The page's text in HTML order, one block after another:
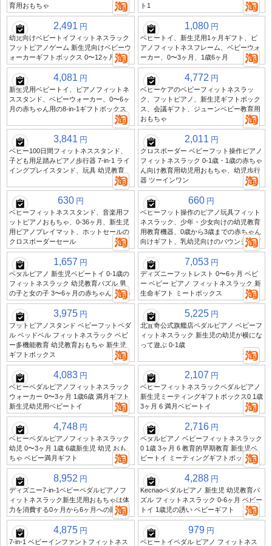
育用おもちゃ
ト1
2,491 円
幼児向けベビートイフィットネスラック
フットピアノゲーム 新生児向けベビーウ
ォーカーギフトボックス 0〜12ヶ月
1,080 円
ベビートイ、新生児用1ヶ月ギフト、ピ
アノフィットネスフレーム、ベビーウォ
ーカー、0〜3ヶ月、1歳6ヶ月
4,081 円
新生児用ベビートイ、ピアノフィットネ
ススタンド、ベビーウォーカー、0〜6ヶ
月の赤ちゃん用の8-in-1ギフトボックス
4,772 円
ベビーケアのベビーフィットネスラッ
ク、フットピアノ、新生児ギフトボック
ス、会議ギフト、ジューンベビー教育用
おもちゃ
3,841 円
ベビー100日間フィットネススタンド、
子ども用足踏みピアノ歩行器 7-in-1 ライ
イングプレイスタンド、玩具 幼児教育
2,011 円
クロスボーダー ベビーフット操作ピアノ
フィットネスラック 0-1歳・1歳の赤ちゃ
ん向け教育用幼児用おもちゃ、幼児歩行
器 ツーインワン
630 円
ベビーフィットネススタンド、音楽用フ
ットピアノおもちゃ、0-36ヶ月、新生児
用ピアノプレイマット、ホットセールの
クロスボーダーセール
660 円
ベビーフット操作のピアノ玩具フィット
ネスラック、少年・少女向けの幼児教育
用教育機器、0歳から3歳までの赤ちゃん
向けギフト、乳幼児向けのバウンシング
1,657 円
ペダルピアノ 新生児ベビートイ 0-1歳の
フィットネスラック 幼児教育パズル 男
の子と女の子 3〜6ヶ月の赤ちゃんギフト
7,053 円
ディズニーフットレスト 0〜6ヶ月 ベビ
ー ベビー ピアノ フィットネスラック 新
生命ギフト ミートボックス
3,975 円
フットピアノスタンド ベビーフットペダ
ル ベッドベル フィットネスラック ベビ
ー多機能教育 幼児教育おもちゃ 新生児
ギフトボックス
5,225 円
北宜奇公式旗艦店ペダルピアノ ベビーフ
ィットネスラック 新生児の幼児が横にな
って遊ぶ 0-1歳
4,083 円
ベビーペダルピアノフィットネスラック
ウォーカー 0〜3ヶ月 1歳6歳 満月ギフト
新生児幼児用ベビートイ
2,107 円
ベビーフィットネスラックペダルピアノ
新生児ミーティングギフトボックス0 1歳
3ヶ月 6 満月ベビートイ
4,748 円
ベビーペダルピアノフィットネスラック
幼児 0〜3ヶ月 1歳 6歳新生児 幼児 おも
ちゃ ベビー満月ギフト
2,716 円
ペダルピアノ ベビーフィットネスラック
0 1歳 3ヶ月 6 教育的早期教育 新生児ベ
ビートイ ミーティングギフトボックス
8,952 円
ディズニー7-in-1ベビーペダルピアノフ
ィットネスラック新生児用おもちゃは体
力を消費する0ヶ月から6ヶ月への贈り物
4,288 円
Kechaoペダルピアノ 新生児 幼児教育パ
ズル フィットネスラック 0-6ヶ月 ベビー
トイ 1歳児の誘い ベビーギフト
4,875 円
7-in-1 ベビーインファントフィットネス
979 円
ベビートイペダル ピアノ フィットネス